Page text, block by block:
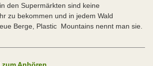
den Supermärkten sind keine
zu bekommen und in jedem Wald
Berge, Plastic Mountains nennt man sie.